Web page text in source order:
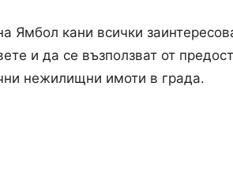
Ямбол кани всички
и да се възползват от
нежилищни имоти в града.